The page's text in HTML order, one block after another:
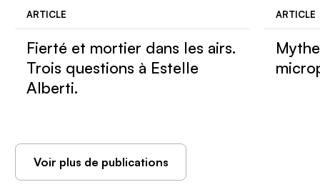
ARTICLE
Fierté et mortier dans les airs.
Trois questions à Estelle
Alberti.
ARTICLE
Voir plus de publications